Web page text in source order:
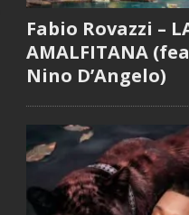
Fabio Rovazzi –
AMALFITANA
Nino D’Angelo)